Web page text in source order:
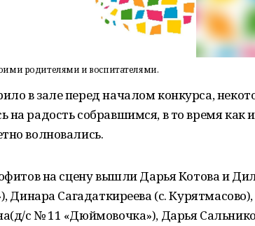
родителями и воспитателями.
в зале перед началом конкурса,
на радость собравшимся, в то время как
волновались.
на сцену вышли Дарья Котова и
Динара Сагадаткиреева (с.
с № 11 «Дюймовочка»), Дарья